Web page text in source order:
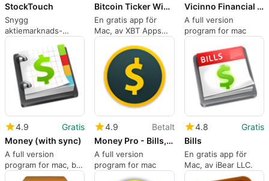
StockTouch
Snygg
aktiemarknads-
spårningsapp för
Mac
Bitcoin Ticker Widget
En gratis app för
Mac, av XBT Apps
Ltd.
Vicinno Financial Calculator
A full version
program for mac
4.9
Gratis
Money (with sync)
A full version
program for mac, by
iBear LLC
4.9
Betalt
Money Pro - Bills, Budgets and Accounts with Sync
A full version
program for mac
4.8
Gratis
Bills
En gratis app för
Mac, av iBear LLC.